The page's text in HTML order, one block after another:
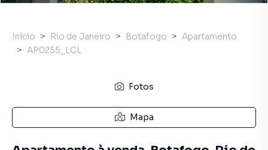
Início Rio de Janeiro Botafogo
Apartamento
AP0255_LCL
Fotos
Mapa